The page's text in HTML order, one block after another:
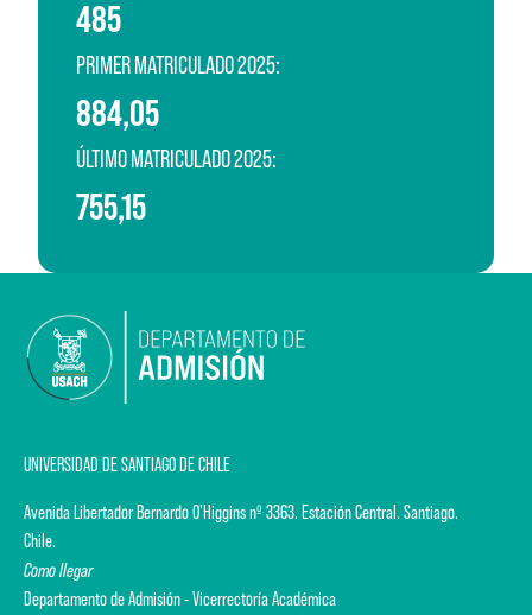
485
PRIMER MATRICULADO 2025:
884,05
ÚLTIMO MATRICULADO 2025:
755,15
UNIVERSIDAD DE SANTIAGO DE CHILE
Avenida Libertador Bernardo O'Higgins nº 3363. Estación Central. Santiago.
Chile.
Como llegar
Departamento de Admisión - Vicerrectoría Académica